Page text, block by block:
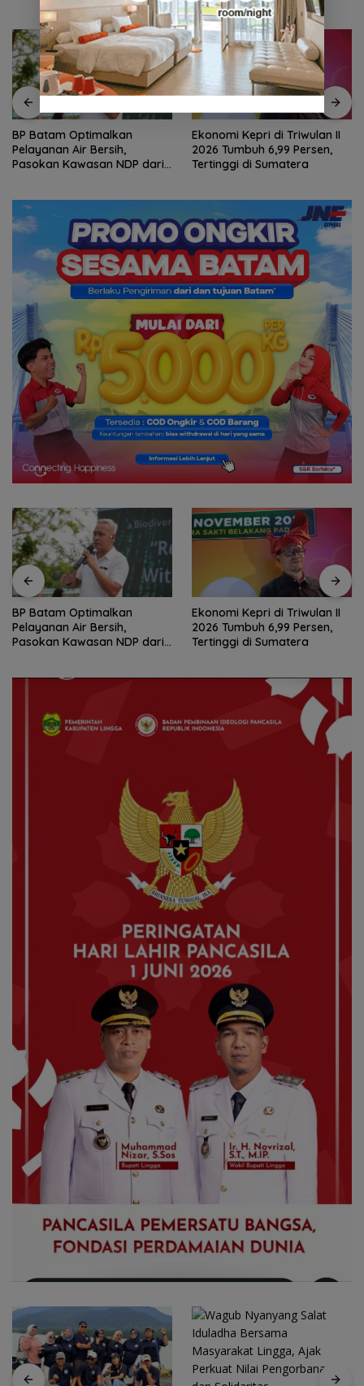
BP Batam Optimalkan
Pelayanan Air Bersih,
Pasokan Kawasan NDP dari
Ekonomi Kepri di Triwulan II
2026 Tumbuh 6,99 Persen,
Tertinggi di Sumatera
BP Batam Optimalkan
Pelayanan Air Bersih,
Pasokan Kawasan NDP dari
Ekonomi Kepri di Triwulan II
2026 Tumbuh 6,99 Persen,
Tertinggi di Sumatera